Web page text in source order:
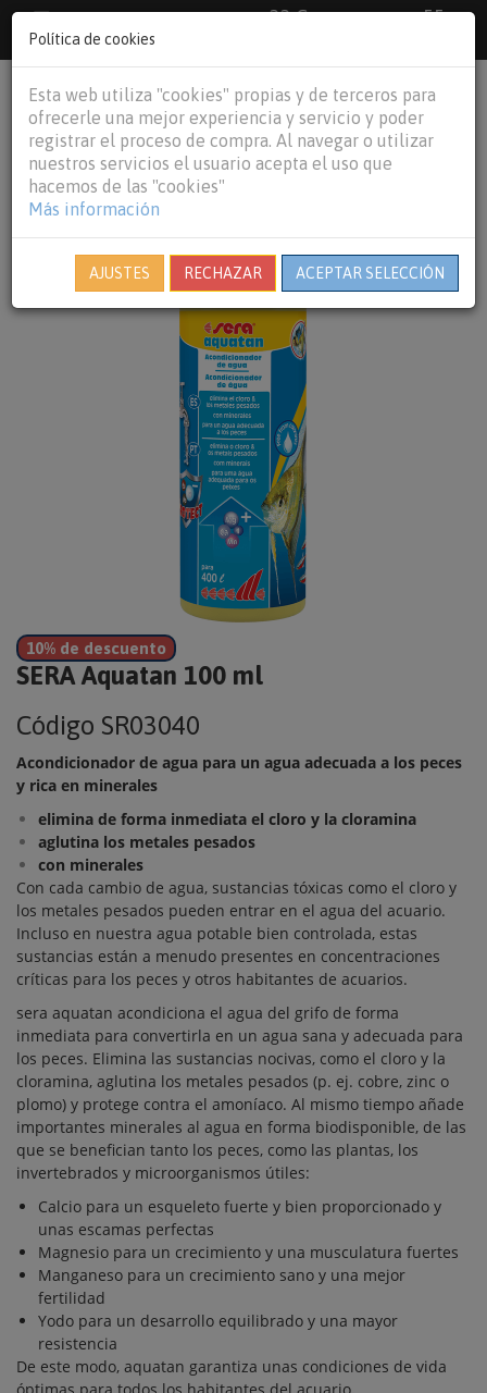
33 €
55
€Baleares y
person shopping_cart
10% de descuento
SERA Aquatan 100 ml
Código SR03040
Acondicionador de agua para un agua adecuada a los peces
y rica en minerales
elimina de forma inmediata el cloro y la cloramina
aglutina los metales pesados
con minerales
Con cada cambio de agua, sustancias tóxicas como el cloro y
los metales pesados pueden entrar en el agua del acuario.
Incluso en nuestra agua potable bien controlada, estas
sustancias están a menudo presentes en concentraciones
críticas para los peces y otros habitantes de acuarios.
sera aquatan acondiciona el agua del grifo de forma
inmediata para convertirla en un agua sana y adecuada para
los peces. Elimina las sustancias nocivas, como el cloro y la
cloramina, aglutina los metales pesados (p. ej. cobre, zinc o
plomo) y protege contra el amoníaco. Al mismo tiempo añade
importantes minerales al agua en forma biodisponible, de las
que se benefician tanto los peces, como las plantas, los
invertebrados y microorganismos útiles:
Calcio para un esqueleto fuerte y bien proporcionado y
unas escamas perfectas
Magnesio para un crecimiento y una musculatura fuertes
Manganeso para un crecimiento sano y una mejor
fertilidad
Yodo para un desarrollo equilibrado y una mayor
resistencia
De este modo, aquatan garantiza unas condiciones de vida
Política de cookies
Esta web utiliza "cookies" propias y de terceros para
ofrecerle una mejor experiencia y servicio y poder
registrar el proceso de compra. Al navegar o utilizar
nuestros servicios el usuario acepta el uso que
hacemos de las "cookies"
Más información
AJUSTES RECHAZAR ACEPTAR SELECCIÓN